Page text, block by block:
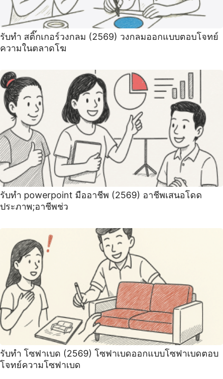
รับทำ สติ๊กเกอร์วงกลม (2569) วงกลมออกแบบตอบโจทย์
ความในตลาดโฆ
รับทำ powerpoint มืออาชีพ (2569) อาชีพเสนอโดด
ประภาพ;อาชีพช่ว
รับทำ โซฟาเบด (2569) โซฟาเบดออกแบบโซฟาเบดตอบ
โจทย์ความโซฟาเบด